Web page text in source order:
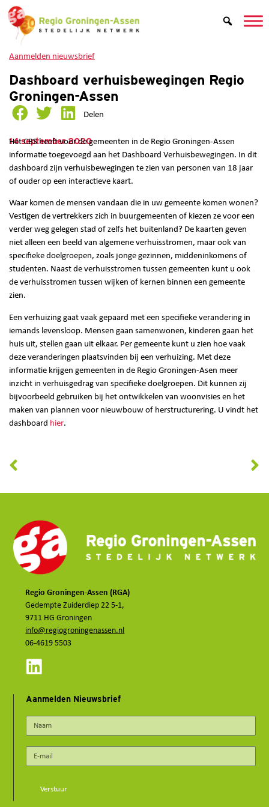
Aanmelden nieuwsbrief
Dashboard verhuisbewegingen Regio
Groningen-Assen
Delen
14 september 2020
Het CBS heeft voor de gemeenten in de Regio Groningen-Assen
informatie toegevoegd aan het Dashboard Verhuisbewegingen. In dit
dashboard zijn verhuisbewegingen te zien van personen van 18 jaar
of ouder op een interactieve kaart.
Waar komen de mensen vandaan die in uw gemeente komen wonen?
Vestigen de vertrekkers zich in buurgemeenten of kiezen ze voor een
verder weg gelegen stad of zelfs het buitenland? De kaarten geven
niet alleen een beeld van algemene verhuisstromen, maar ook van
specifieke doelgroepen, zoals jonge gezinnen, middeninkomens of
studenten. Naast de verhuisstromen tussen gemeenten kunt u ook
de verhuisstromen tussen wijken of kernen binnen een gemeente
zien.
Een verhuizing gaat vaak gepaard met een specifieke verandering in
iemands levensloop. Mensen gaan samenwonen, kinderen gaan het
huis uit, stellen gaan uit elkaar. Per gemeente kunt u zien hoe vaak
deze veranderingen plaatsvinden bij een verhuizing. Met deze
informatie krijgen gemeenten in de Regio Groningen-Asen meer
inzicht in verhuisgedrag van specifieke doelgroepen. Dit kunnen zij
bijvoorbeeld gebruiken bij het ontwikkelen van woonvisies en het
maken van plannen voor nieuwbouw of herstructurering. U vindt het
dashboard hier.
Regio Groningen-Assen (RGA)
Gedempte Zuiderdiep 22 5-1,
9711 HG Groningen
info@regiogroningenassen.nl
06-4619 5503
Aanmelden Nieuwsbrief
Verstuur